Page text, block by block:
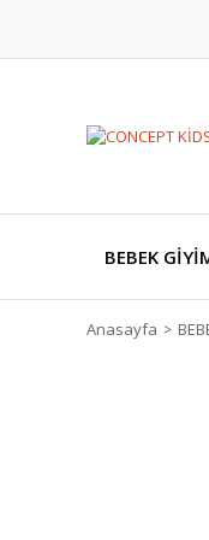
BEBEK
Anasayfa